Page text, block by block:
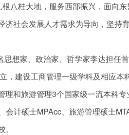
八桂大地，服务西部振兴，面向
社会发展人才需求为导向，坚持
思想家、政治家、哲学家李达担任
，建设工商管理一级学科及相应本
和旅游管理3个国家级一流本科专
计硕士MPAcc、旅游管理硕士